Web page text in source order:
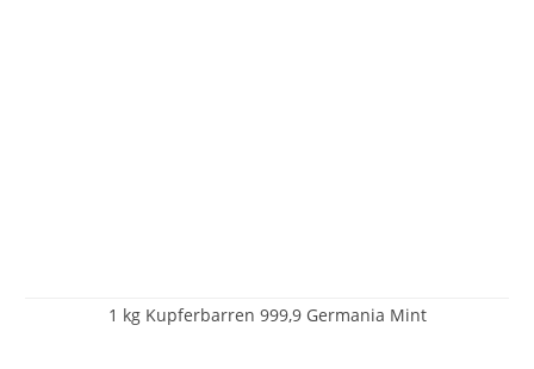
1 kg Kupferbarren 999,9 Germania Mint